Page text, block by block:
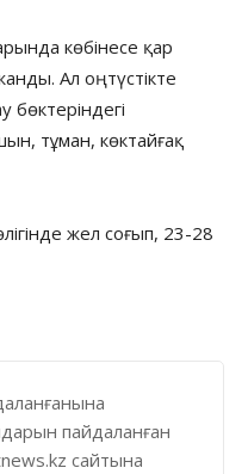
көбінесе қар
Ал оңтүстікте
бөктеріндегі
тұман, көктайғақ
жел соғып, 23-28
пайдаланған
сайтына